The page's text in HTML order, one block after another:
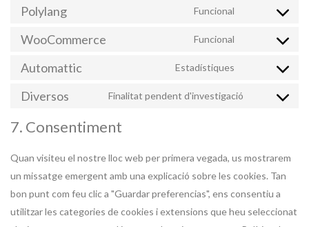
wordpress
sourcebuster-
Polylang Funcional
Consent
polylang
WooCommerce Funcional
Consent
Automattic Estadístiques
Consent
Diversos Finalitat pendent d'investigació
Consent
diversos
7. Consentiment
Quan visiteu el nostre lloc web per primera vegada, us mostrarem
un missatge emergent amb una explicació sobre les cookies. Tan
bon punt com feu clic a "Guardar preferencias", ens consentiu a
utilitzar les categories de cookies i extensions que heu seleccionat